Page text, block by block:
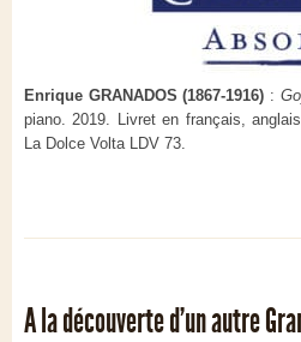
Enrique GRANADOS (1867-1916) :
piano. 2019. Livret en français,
La Dolce Volta LDV 73.
A la découverte d'un autre